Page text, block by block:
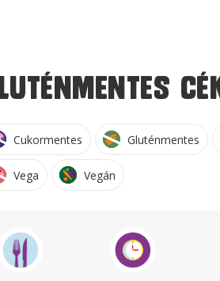
Cukormentes Gluténmentes
Vega Vegán